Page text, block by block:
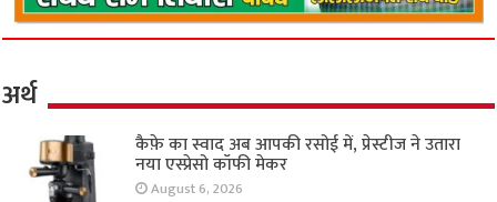
अर्थ
कैफ़े का स्वाद अब आपकी रसोई में, प्रेस्टीज ने उतारा
नया एस्प्रेसो कॉफी मेकर
August 6, 2026